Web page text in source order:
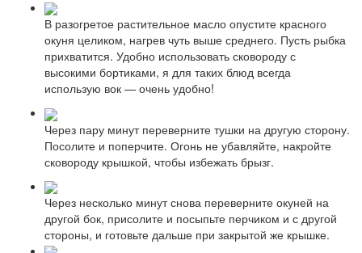
В разогретое растительное масло опустите красного
окуня целиком, нагрев чуть выше среднего. Пусть рыбка
прихватится. Удобно использовать сковороду с
высокими бортиками, я для таких блюд всегда
использую вок — очень удобно!
Через пару минут переверните тушки на другую сторону.
Посолите и поперчите. Огонь не убавляйте, накройте
сковороду крышкой, чтобы избежать брызг.
Через несколько минут снова переверните окуней на
другой бок, присолите и посыпьте перчиком и с другой
стороны, и готовьте дальше при закрытой же крышке.